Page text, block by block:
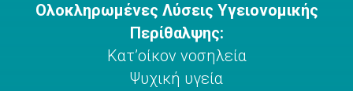
Ολοκληρωμένες Λύσεις Υγειονομικής
Περίθαλψης:
Κατ’οίκον νοσηλεία
Ψυχική υγεία